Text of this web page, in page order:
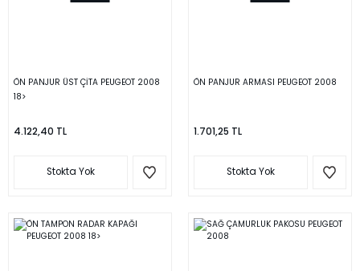
ÖN PANJUR ÜST ÇİTA PEUGEOT 2008
18>
4.122,40 TL
Stokta Yok
ÖN PANJUR ARMASI PEUGEOT 2008
1.701,25 TL
Stokta Yok